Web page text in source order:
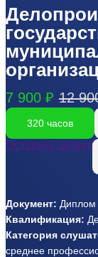
7 900 ₽ 12
320 часов
Оставить заявку
Документ: Диплом
Квалификация:
Категория
среднее